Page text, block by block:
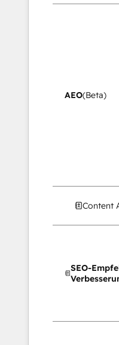
AEO(Beta)
Content
SEO-